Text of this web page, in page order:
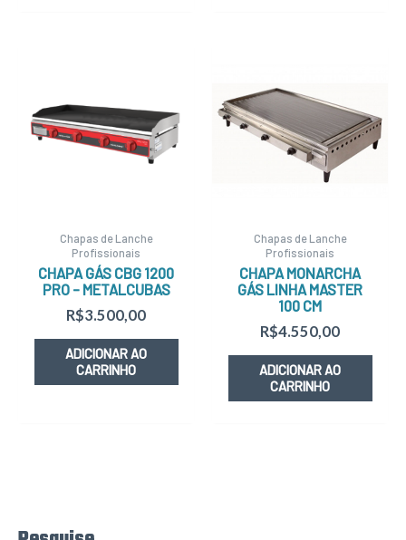
P
Chapas de Lanche
Profissionais
CHAPA GÁS CBG 1200
PRO – METALCUBAS
R$3.500,00
ADICIONAR AO
CARRINHO
Chapas de Lanche
Profissionais
CHAPA MONARCHA
GÁS LINHA MASTER
100 CM
R$4.550,00
ADICIONAR AO
CARRINHO